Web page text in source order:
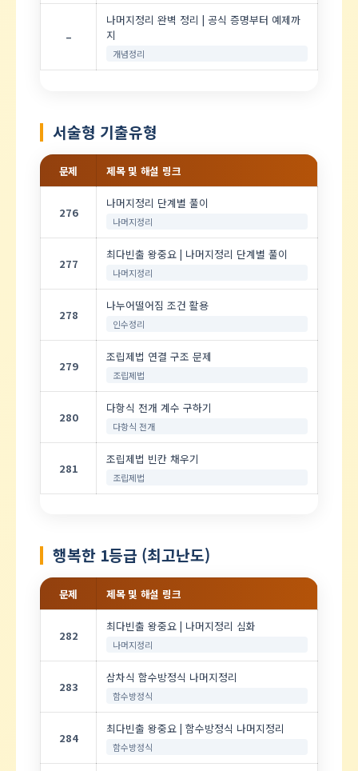
–
나머지정리 완벽 정리 | 공식 증명부터 예제까
지
개념정리
서술형 기출유형
문제 제목 및 해설 링크
276
나머지정리 단계별 풀이
나머지정리
277
최다빈출 왕중요 | 나머지정리 단계별 풀이
나머지정리
278
나누어떨어짐 조건 활용
인수정리
279
조립제법 연결 구조 문제
조립제법
280
다항식 전개 계수 구하기
다항식 전개
281
조립제법 빈칸 채우기
조립제법
행복한 1등급 (최고난도)
문제 제목 및 해설 링크
282
최다빈출 왕중요 | 나머지정리 심화
나머지정리
283
삼차식 함수방정식 나머지정리
함수방정식
284
최다빈출 왕중요 | 함수방정식 나머지정리
함수방정식